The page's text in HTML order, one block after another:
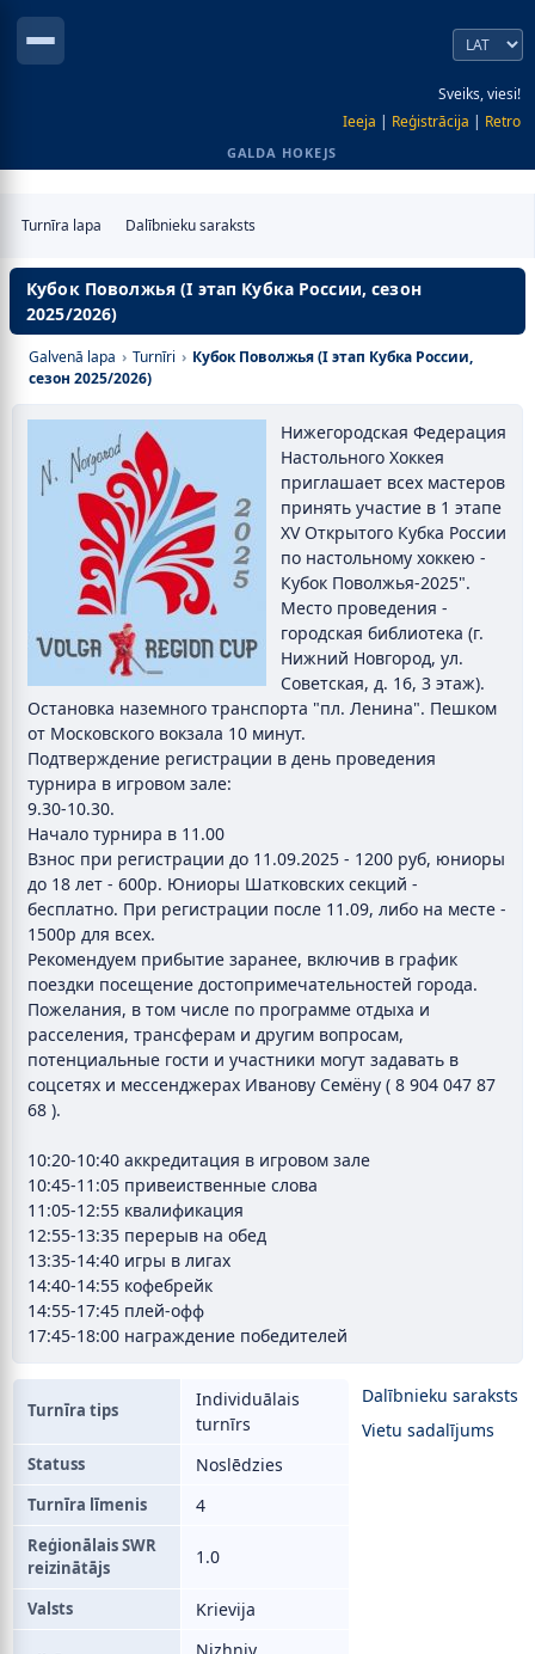
Sveiks, viesi!
Ieeja | Reģistrācija | Retro
GALDA HOKEJS
Turnīra lapa Dalībnieku saraksts
Кубок Поволжья (I этап Кубка России, сезон
2025/2026)
Galvenā lapa › Turnīri › Кубок Поволжья (I этап Кубка России,
сезон 2025/2026)
Нижегородская Федерация
Настольного Хоккея
приглашает всех мастеров
принять участие в 1 этапе
XV Открытого Кубка России
по настольному хоккею -
Кубок Поволжья-2025".
Место проведения -
городская библиотека (г.
Нижний Новгород, ул.
Советская, д. 16, 3 этаж).
Остановка наземного транспорта "пл. Ленина". Пешком
от Московского вокзала 10 минут.
Подтверждение регистрации в день проведения
турнира в игровом зале:
9.30-10.30.
Начало турнира в 11.00
Взнос при регистрации до 11.09.2025 - 1200 руб, юниоры
до 18 лет - 600р. Юниоры Шатковских секций -
бесплатно. При регистрации после 11.09, либо на месте -
1500р для всех.
Рекомендуем прибытие заранее, включив в график
поездки посещение достопримечательностей города.
Пожелания, в том числе по программе отдыха и
расселения, трансферам и другим вопросам,
потенциальные гости и участники могут задавать в
соцсетях и мессенджерах Иванову Семёну ( 8 904 047 87
68 ).
10:20-10:40 аккредитация в игровом зале
10:45-11:05 привеиственные слова
11:05-12:55 квалификация
12:55-13:35 перерыв на обед
13:35-14:40 игры в лигах
14:40-14:55 кофебрейк
14:55-17:45 плей-офф
17:45-18:00 награждение победителей
Dalībnieku saraksts
Vietu sadalījums
Turnīra tips
Individuālais
turnīrs
Statuss Noslēdzies
Turnīra līmenis 4
Reģionālais SWR
reizinātājs
1.0
Valsts Krievija